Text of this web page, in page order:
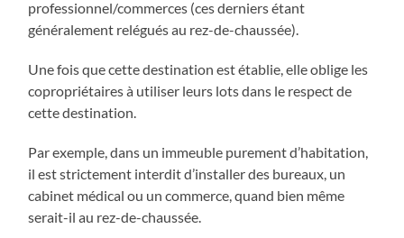
professionnel/commerces (ces derniers étant
généralement relégués au rez-de-chaussée).
Une fois que cette destination est établie, elle oblige les
copropriétaires à utiliser leurs lots dans le respect de
cette destination.
Par exemple, dans un immeuble purement d’habitation,
il est strictement interdit d’installer des bureaux, un
cabinet médical ou un commerce, quand bien même
serait-il au rez-de-chaussée.